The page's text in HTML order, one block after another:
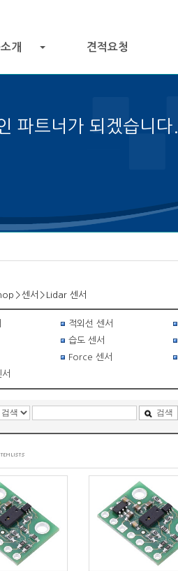
개 견적요청
파트너가 되겠습니다.
열쇠입니다.
>센서 > Lidar 센서
적외선 센서
습도 센서
Force 센서
검색